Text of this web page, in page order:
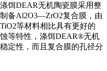
饵DEAR无机陶瓷膜采用整
备Al2O3—ZrO2复合膜，由
等材料相比具有更好的
等特性，涤饵DEAR®无机
定性，而且复合膜的孔径分